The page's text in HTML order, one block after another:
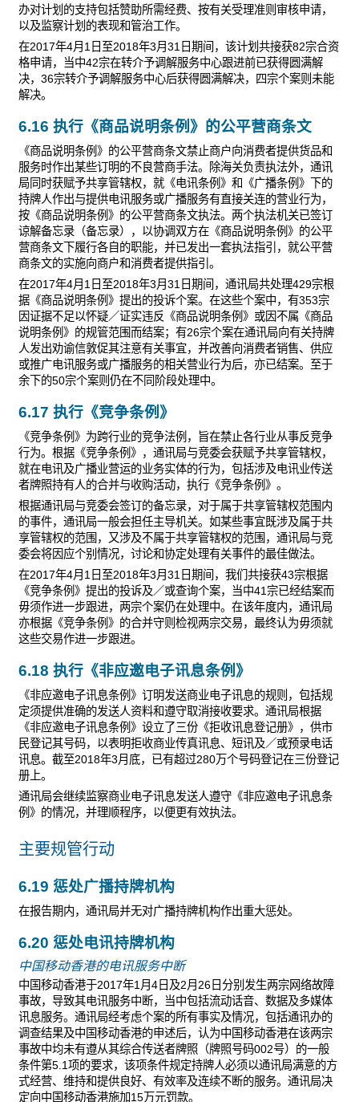
办对计划的支持包括赞助所需经费、按有关受理准则审核申请，
以及监察计划的表现和管治工作。
在2017年4月1日至2018年3月31日期间，该计划共接获82宗合资
格申请，当中42宗在转介予调解服务中心跟进前已获得圆满解
决，36宗转介予调解服务中心后获得圆满解决，四宗个案则未能
解决。
6.16 执行《商品说明条例》的公平营商条文
《商品说明条例》的公平营商条文禁止商户向消费者提供货品和
服务时作出某些订明的不良营商手法。除海关负责执法外，通讯
局同时获赋予共享管辖权，就《电讯条例》和《广播条例》下的
持牌人作出与提供电讯服务或广播服务有直接关连的营业行为，
按《商品说明条例》的公平营商条文执法。两个执法机关已签订
谅解备忘录（备忘录），以协调双方在《商品说明条例》的公平
营商条文下履行各自的职能，并已发出一套执法指引，就公平营
商条文的实施向商户和消费者提供指引。
在2017年4月1日至2018年3月31日期间，通讯局共处理429宗根
据《商品说明条例》提出的投诉个案。在这些个案中，有353宗
因证据不足以怀疑／证实违反《商品说明条例》或因不属《商品
说明条例》的规管范围而结案；有26宗个案在通讯局向有关持牌
人发出劝谕信敦促其注意有关事宜，并改善向消费者销售、供应
或推广电讯服务或广播服务的相关营业行为后，亦已结案。至于
余下的50宗个案则仍在不同阶段处理中。
6.17 执行《竞争条例》
《竞争条例》为跨行业的竞争法例，旨在禁止各行业从事反竞争
行为。根据《竞争条例》，通讯局与竞委会获赋予共享管辖权，
就在电讯及广播业营运的业务实体的行为，包括涉及电讯业传送
者牌照持有人的合并与收购活动，执行《竞争条例》。
根据通讯局与竞委会签订的备忘录，对于属于共享管辖权范围内
的事件，通讯局一般会担任主导机关。如某些事宜既涉及属于共
享管辖权的范围，又涉及不属于共享管辖权的范围，通讯局与竞
委会将因应个别情况，讨论和协定处理有关事件的最佳做法。
在2017年4月1日至2018年3月31日期间，我们共接获43宗根据
《竞争条例》提出的投诉及／或查询个案，当中41宗已经结案而
毋须作进一步跟进，两宗个案仍在处理中。在该年度内，通讯局
亦根据《竞争条例》的合并守则检视两宗交易，最终认为毋须就
这些交易作进一步跟进。
6.18 执行《非应邀电子讯息条例》
《非应邀电子讯息条例》订明发送商业电子讯息的规则，包括规
定须提供准确的发送人资料和遵守取消接收要求。通讯局根据
《非应邀电子讯息条例》设立了三份《拒收讯息登记册》，供市
民登记其号码，以表明拒收商业传真讯息、短讯及／或预录电话
讯息。截至2018年3月底，已有超过280万个号码登记在三份登记
册上。
通讯局会继续监察商业电子讯息发送人遵守《非应邀电子讯息条
例》的情况，并理顺程序，以便更有效执法。
主要规管行动
6.19 惩处广播持牌机构
在报告期内，通讯局并无对广播持牌机构作出重大惩处。
6.20 惩处电讯持牌机构
中国移动香港的电讯服务中断
中国移动香港于2017年1月4日及2月26日分别发生两宗网络故障
事故，导致其电讯服务中断，当中包括流动话音、数据及多媒体
讯息服务。通讯局经考虑个案的所有事实及情况，包括通讯办的
调查结果及中国移动香港的申述后，认为中国移动香港在该两宗
事故中均未有遵从其综合传送者牌照（牌照号码002号）的一般
条件第5.1项的要求，该项条件规定持牌人必须以通讯局满意的方
式经营、维持和提供良好、有效率及连续不断的服务。通讯局决
定向中国移动香港施加15万元罚款。